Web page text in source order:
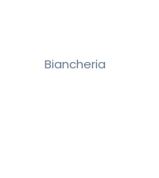
Biancheria